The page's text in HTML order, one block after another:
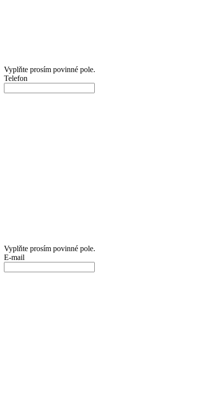
Vyplňte prosím povinné pole.
Telefon
Vyplňte prosím povinné pole.
E-mail